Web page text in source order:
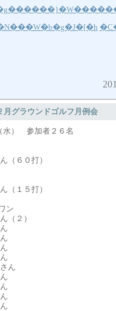
月グラウンドゴルフ月例会
水） 参加者２６名
６０打）
１５打）
ン
２）
ん